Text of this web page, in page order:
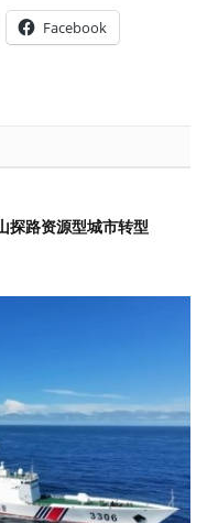
Facebook
探路资源型城市转型